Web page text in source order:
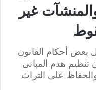
غير
3 لسنة 2020 بتعديل بعض أحكام القانون
2006 فى شأن تنظيم هدم المبانى
على التراث